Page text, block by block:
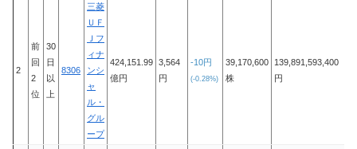
2
前
回
2
位
30
日
以
上
8306
三菱
ＵＦ
Ｊフ
ィナ
ンシ
ャ
ル・
グル
ープ
424,151.99
億円
3,564
円
-10円
(-0.28%)
39,170,600
株
139,891,593,400
円